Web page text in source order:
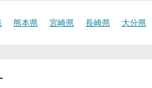
熊本県 宮崎県 長崎県 大分県